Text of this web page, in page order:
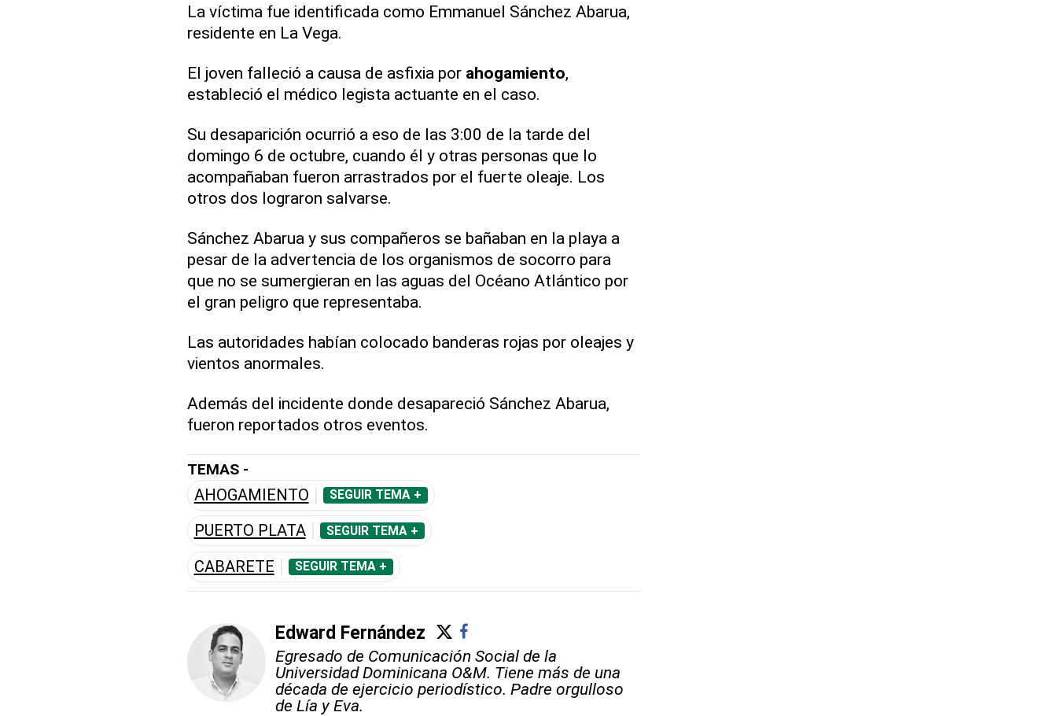
La víctima fue identificada como Emmanuel Sánchez Abarua,
residente en La Vega.
El joven falleció a causa de asfixia por ahogamiento,
estableció el médico legista actuante en el caso.
Su desaparición ocurrió a eso de las 3:00 de la tarde del
domingo 6 de octubre, cuando él y otras personas que lo
acompañaban fueron arrastrados por el fuerte oleaje. Los
otros dos lograron salvarse.
Sánchez Abarua y sus compañeros se bañaban en la playa a
pesar de la advertencia de los organismos de socorro para
que no se sumergieran en las aguas del Océano Atlántico por
el gran peligro que representaba.
Las autoridades habían colocado banderas rojas por oleajes y
vientos anormales.
Además del incidente donde desapareció Sánchez Abarua,
fueron reportados otros eventos.
TEMAS -
AHOGAMIENTO SEGUIR TEMA +
PUERTO PLATA SEGUIR TEMA +
CABARETE SEGUIR TEMA +
Edward Fernández
Egresado de Comunicación Social de la
Universidad Dominicana O&M. Tiene más de una
década de ejercicio periodístico. Padre orgulloso
de Lía y Eva.